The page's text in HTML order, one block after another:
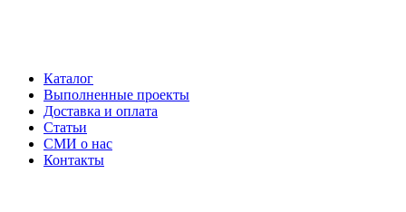
Каталог
Выполненные проекты
Доставка и оплата
Статьи
СМИ о нас
Контакты